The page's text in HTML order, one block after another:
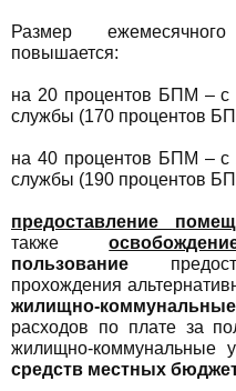
Размер
повышается:
на 20 процентов БПМ – с
службы (170 процентов
на 40 процентов БПМ – с
службы (190 процентов
предоставление
также
пользование
прохождения
жилищно-
расходов по плате за
жилищно-коммунальные
средств местных